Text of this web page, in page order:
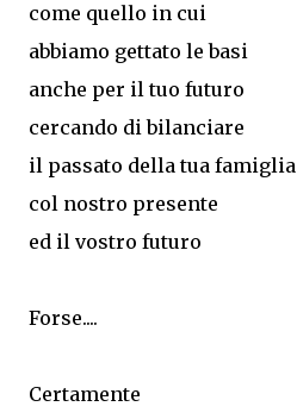
come quello in cui
abbiamo gettato le basi
anche per il tuo futuro
cercando di bilanciare
il passato della tua famiglia
col nostro presente
ed il vostro futuro
Forse....
Certamente